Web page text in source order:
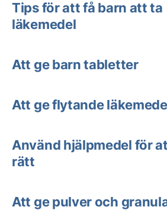
Tips för att få barn att ta
läkemedel
Att ge barn tabletter
Att ge flytande
Använd hjälpmedel för
rätt
Att ge pulver och